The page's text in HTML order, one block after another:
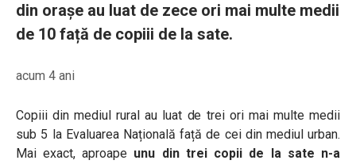
din orașe au luat de zece ori mai multe medii
de 10 față de copiii de la sate.
acum 4 ani
Copiii din mediul rural au luat de trei ori mai multe medii
sub 5 la Evaluarea Națională față de cei din mediul urban.
Mai exact, aproape unu din trei copii de la sate n-a